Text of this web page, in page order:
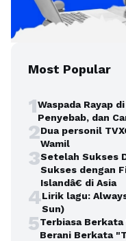
Most Popular
1Waspada Rayap
Penyebab, dan
2Dua personil
Wamil
3Setelah Sukses
Sukses dengan
Islandâ€ di Asia
4Lirik lagu:
Sun)
5Terbiasa Berkata
Berani Berkata